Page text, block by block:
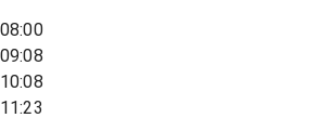
08:00
09:08
10:08
11:23